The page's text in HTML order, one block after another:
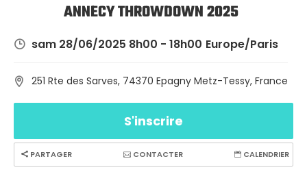
Codes
Promo
ANNECY THROWDOWN 2025
sam 28/06/2025 8h00 - 18h00 Europe/Paris
251 Rte des Sarves, 74370 Epagny Metz-Tessy, France
S'inscrire
PARTAGER CONTACTER CALENDRIER